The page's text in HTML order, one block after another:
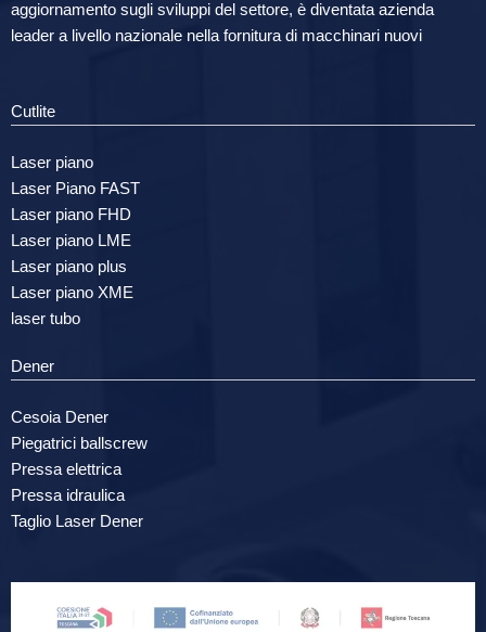
aggiornamento sugli sviluppi del settore, è diventata azienda
leader a livello nazionale nella fornitura di macchinari nuovi
Cutlite
Laser piano
Laser Piano FAST
Laser piano FHD
Laser piano LME
Laser piano plus
Laser piano XME
laser tubo
Dener
Cesoia Dener
Piegatrici ballscrew
Pressa elettrica
Pressa idraulica
Taglio Laser Dener